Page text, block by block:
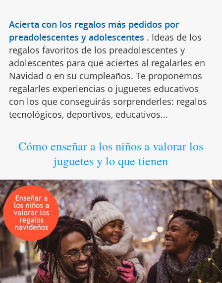
Acierta con los regalos más pedidos por
preadolescentes y adolescentes . Ideas de los
regalos favoritos de los preadolescentes y
adolescentes para que aciertes al regalarles en
Navidad o en su cumpleaños. Te proponemos
regalarles experiencias o juguetes educativos
con los que conseguirás sorprenderles: regalos
tecnológicos, deportivos, educativos...
Cómo enseñar a los niños a valorar los
juguetes y lo que tienen